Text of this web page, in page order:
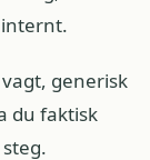
generisk
du faktisk